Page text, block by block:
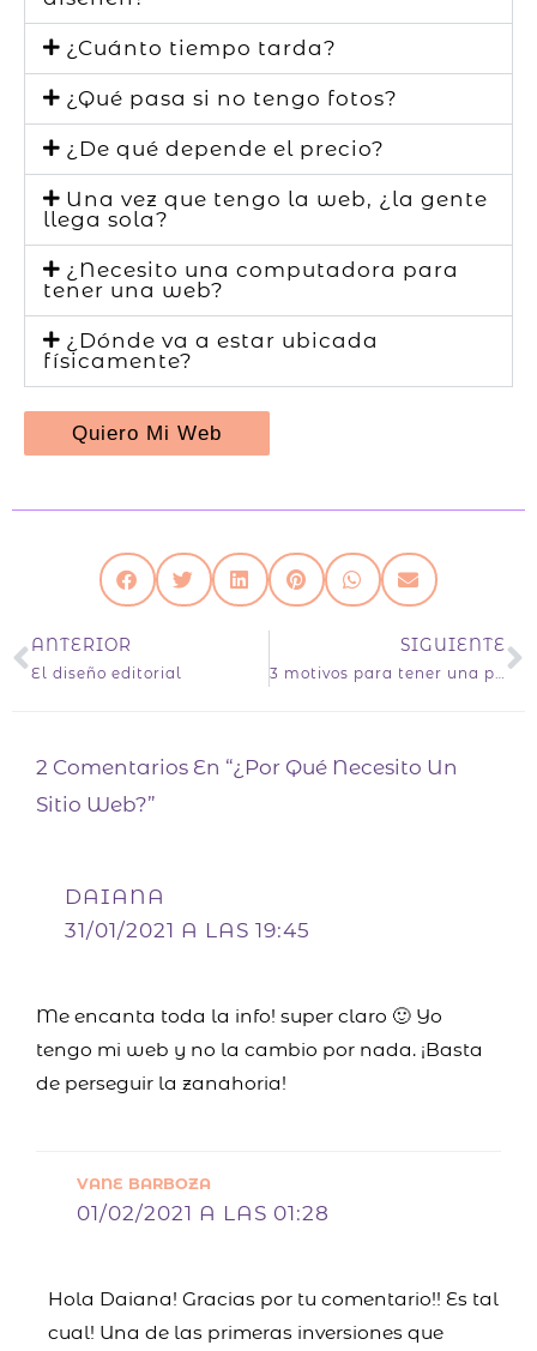
¿Cuánto tiempo tarda?
¿Qué pasa si no tengo fotos?
¿De qué depende el precio?
Una vez que tengo la web, ¿la gente
llega sola?
¿Necesito una computadora para
tener una web?
¿Dónde va a estar ubicada
físicamente?
Quiero Mi Web
Ant
ANTERIOR
El diseño editorial
SIGUIENTE
3 motivos para tener una paleta cromática de marca
2 Comentarios En “¿Por Qué Necesito Un
Sitio Web?”
DAIANA
31/01/2021 A LAS 19:45
Me encanta toda la info! super claro 🙂 Yo
tengo mi web y no la cambio por nada. ¡Basta
de perseguir la zanahoria!
VANE BARBOZA
01/02/2021 A LAS 01:28
Hola Daiana! Gracias por tu comentario!! Es tal
cual! Una de las primeras inversiones que